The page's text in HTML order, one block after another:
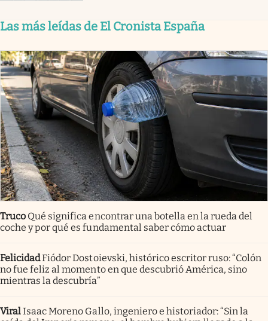
Las más leídas de El Cronista España
Truco Qué significa encontrar una botella en la rueda del
coche y por qué es fundamental saber cómo actuar
FelicidadFiódor Dostoievski, histórico escritor ruso: “Colón
no fue feliz al momento en que descubrió América, sino
mientras la descubría”
ViralIsaac Moreno Gallo, ingeniero e historiador: “Sin la